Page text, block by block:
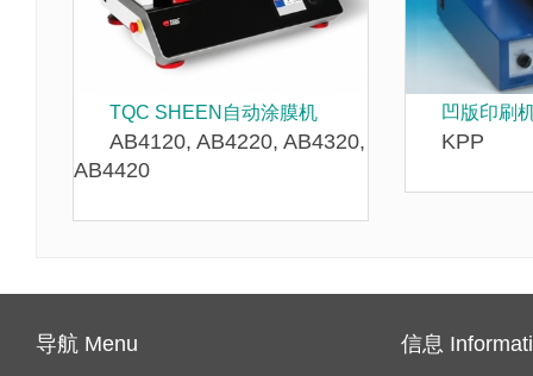
TQC SHEEN自动涂膜机
AB4120, AB4220, AB4320,
AB4420
凹版印刷
KPP
导航 Menu 信息